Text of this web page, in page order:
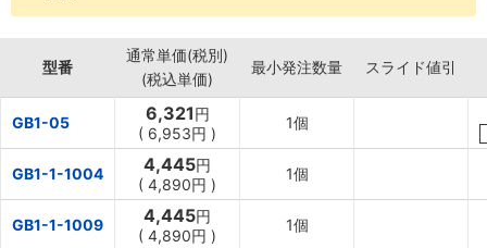
型番
通常単価(税別)
(税込単価)
最小発注数量 スライド値引
GB1-05 6,321円
( 6,953円 )
1個
GB1-1-1004 4,445円
( 4,890円 )
1個
GB1-1-1009 4,445円
( 4,890円 )
1個